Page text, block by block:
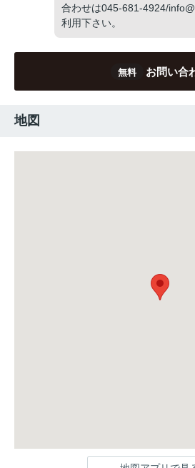
合わせは045-681-4924/
利用下さい。
無料 お問い合
地図